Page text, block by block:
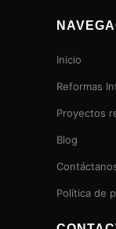
Inicio
Reformas
Proyectos
Blog
Política de